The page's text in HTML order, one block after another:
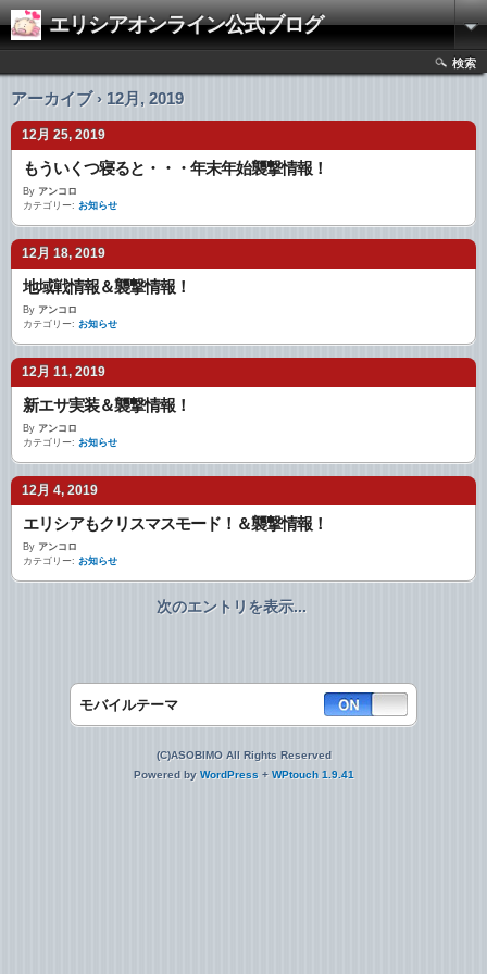
エリシアオンライン公式ブログ
検索
アーカイブ › 12月, 2019
12月 25, 2019
もういくつ寝ると・・・年末年始襲撃情報！
By アンコロ
カテゴリー: お知らせ
12月 18, 2019
地域戦情報＆襲撃情報！
By アンコロ
カテゴリー: お知らせ
12月 11, 2019
新エサ実装＆襲撃情報！
By アンコロ
カテゴリー: お知らせ
12月 4, 2019
エリシアもクリスマスモード！＆襲撃情報！
By アンコロ
カテゴリー: お知らせ
次のエントリを表示...
モバイルテーマ
(C)ASOBIMO All Rights Reserved
Powered by WordPress + WPtouch 1.9.41